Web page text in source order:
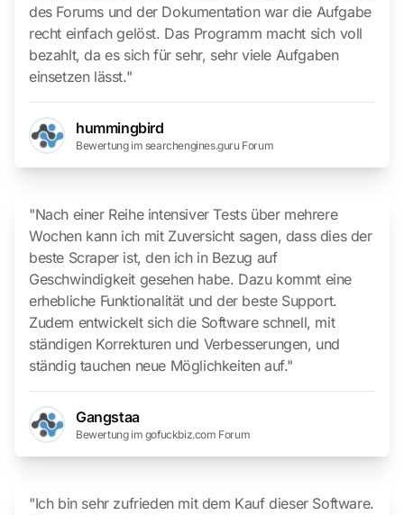
des Forums und der Dokumentation war die Aufgabe
recht einfach gelöst. Das Programm macht sich voll
bezahlt, da es sich für sehr, sehr viele Aufgaben
einsetzen lässt."
hummingbird
Bewertung im searchengines.guru Forum
"Nach einer Reihe intensiver Tests über mehrere
Wochen kann ich mit Zuversicht sagen, dass dies der
beste Scraper ist, den ich in Bezug auf
Geschwindigkeit gesehen habe. Dazu kommt eine
erhebliche Funktionalität und der beste Support.
Zudem entwickelt sich die Software schnell, mit
ständigen Korrekturen und Verbesserungen, und
ständig tauchen neue Möglichkeiten auf."
Gangstaa
Bewertung im gofuckbiz.com Forum
"Ich bin sehr zufrieden mit dem Kauf dieser Software.